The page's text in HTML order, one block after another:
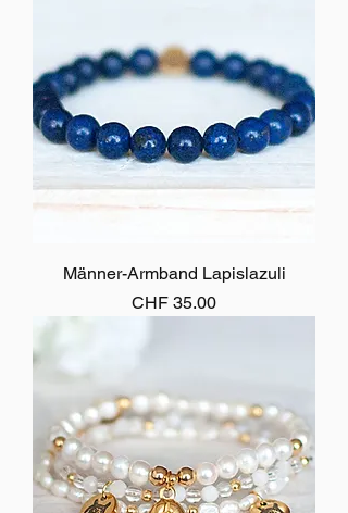
Männer-Armband Lapislazuli
Preis
CHF 35.00